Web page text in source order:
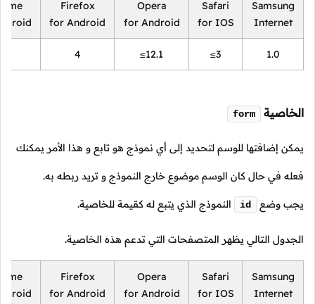
Firefox
for Android
Opera
for Android
Safari
for IOS
Samsung
Internet
4 ≤12.1 ≤3 1.0
الخاصية form
يمكن إضافتها للوسم لتحديد إلى أي نموذج هو تابع و هذا الأمر يمكنك
فعله في حال كان الوسم موضوع خارج النموذج و تريد ربطه به.
يجب وضع id النموذج الذي يتبع له كقيمة للخاصية.
الجدول التالي يظهر المتصفحات التي تدعم هذه الخاصية.
Firefox
for Android
Opera
for Android
Safari
for IOS
Samsung
Internet